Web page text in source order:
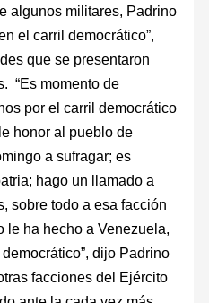
algunos militares, Padrino
el carril democrático”,
que se presentaron
“Es momento de
por el carril democrático
honor al pueblo de
a sufragar; es
hago un llamado a
sobre todo a esa facción
le ha hecho a Venezuela,
dijo Padrino
facciones del Ejército